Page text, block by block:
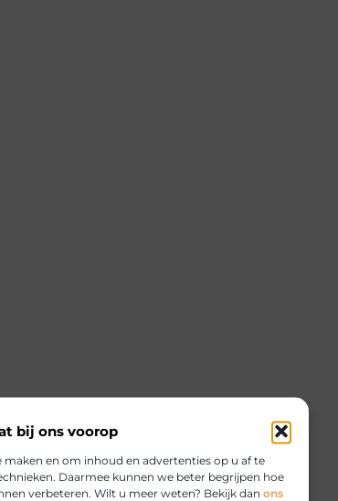
bij ons voorop
en om inhoud en advertenties op u af te
Daarmee kunnen we beter begrijpen hoe
verbeteren. Wilt u meer weten? Bekijk dan ons